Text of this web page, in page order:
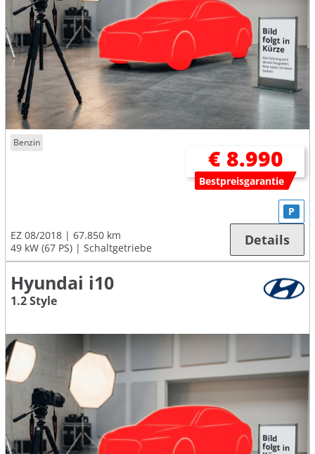
Benzin
€ 8.990
Bestpreisgarantie
EZ 08/2018
67.850 km
49 kW (67 PS)
Schaltgetriebe
P
Details
Hyundai i10
1.2 Style